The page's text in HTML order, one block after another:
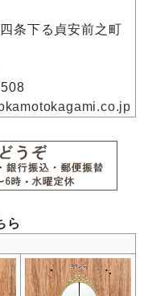
条下る貞安前之町
ら